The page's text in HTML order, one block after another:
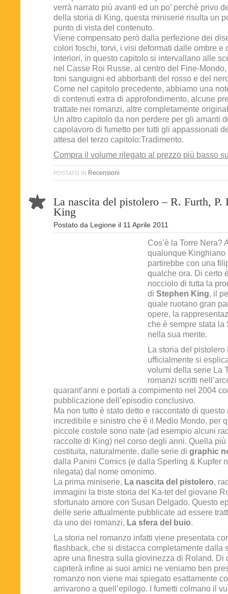
verrà narrato più avanti ed un po’ perchè privo
della storia di King, questa miniserie risulta un
punto di vista del contenuto.
Viene compensato però dalla perfezione dei
colori foschi, torvi, i visi deformati dalle ombre e
interiori, in questo capitolo si intervallano alle
nel Casse Roi Russe, al centro del Fine-
toni sanguigni ed abborbanti del rosso e del
Come nel capitolo precedente, abbiamo una
di contenuti extra di approfondimento, alcune
trattate nei romanzi, altre completamente
Un altro capitolo da non perdere per gli amanti
capolavoro di fumetto per tutti gli appassionati
attesa del terzo capitolo:Tradimento.
Compra il volume rilegato al prezzo più basso
POSTATO IN Recensioni
La nascita del pistolero – R. Furth, P.
King
Postato da Legione il 11 Aprile 2011
Cos’è la Torre Nera?
qualunque Kinghiano
partirebbe con una
qualche ora. Di certo
nocciolo di tutta la
di Stephen King, il
quale ruotano gran
opere, la
che è sempre stata la
nella sua mente.
La storia del pistolero
ufficialmente si
volumi della serie La
romanzi scritti
quarant’anni e portati a compimento nel 2004
pubblicazione dell’episodio conclusivo.
Ma non tutto è stato detto e raccontato di questo
incredibile e sinistro che è il Medio Mondo, per
piccole costole sono nate (ad esempio alcuni
raccolte di King) nel corso degli anni. Quella più
costituita, naturalmente, dalle serie di graphic
dalla Panini Comics (e dalla Sperling & Kupfer
rilegata) dal nome omonimo.
La prima miniserie, La nascita del pistolero,
immagini la triste storia del Ka-tet del giovane
sfortunato amore con Susan Delgado. Questo
delle serie attualmente pubblicate ad essere
da uno dei romanzi, La sfera del buio.
La storia nel romanzo infatti viene presentata
flashback, che si distacca completamente dalla
apre una finestra sulla giovinezza di Roland. Di
capiterà infine ai suoi amici ne veniamo ben
romanzo non viene mai spiegato esattamente
arrivarono a quell’epilogo. I fumetti colmano il